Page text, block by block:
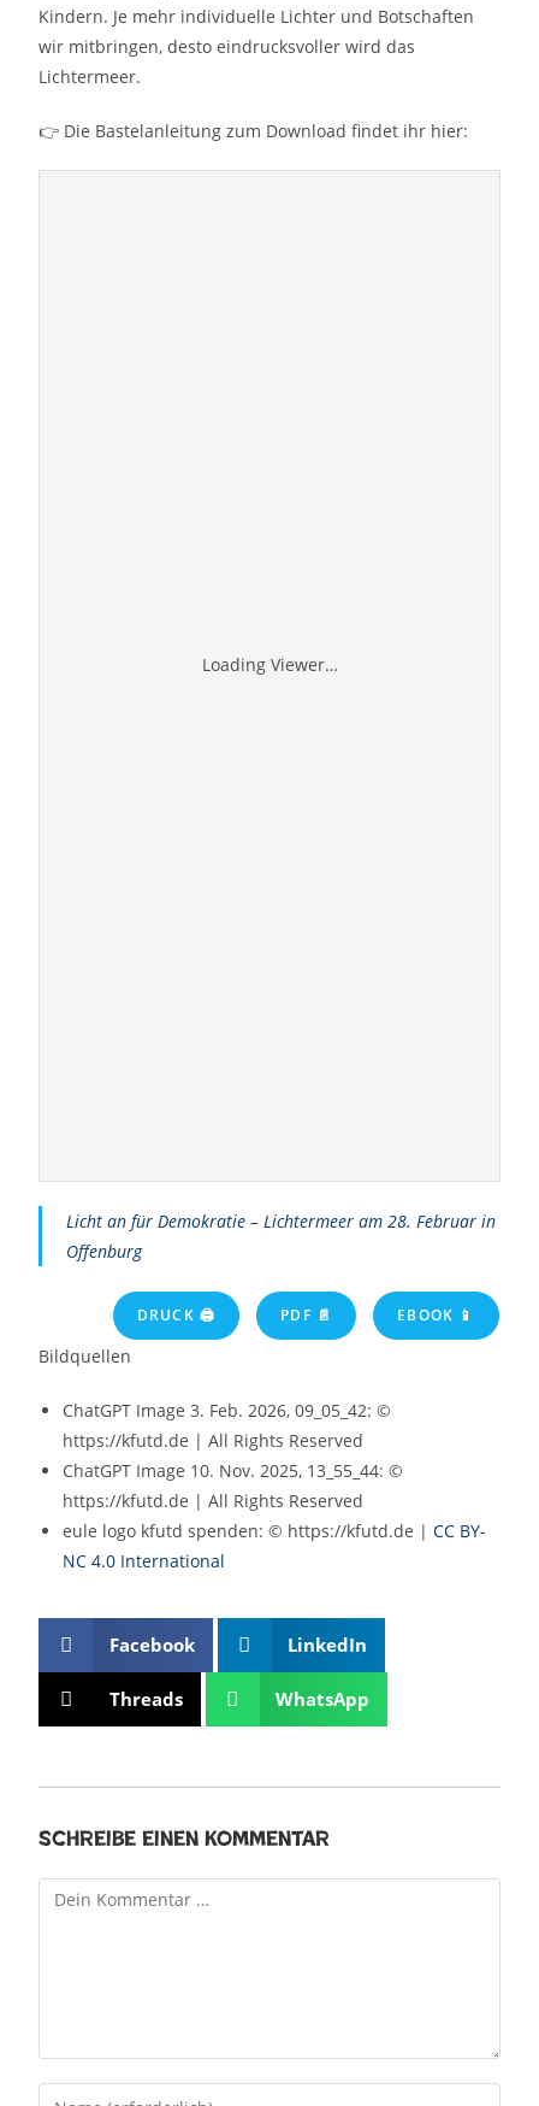
Kindern. Je mehr individuelle Lichter und Botschaften
wir mitbringen, desto eindrucksvoller wird das
Lichtermeer.
👉 Die Bastelanleitung zum Download findet ihr hier:
Loading Viewer…
Licht an für Demokratie – Lichtermeer am 28. Februar in
Offenburg
DRUCK 🖨 PDF 📄 EBOOK 📱
Bildquellen
ChatGPT Image 3. Feb. 2026, 09_05_42: ©
https://kfutd.de | All Rights Reserved
ChatGPT Image 10. Nov. 2025, 13_55_44: ©
https://kfutd.de | All Rights Reserved
eule logo kfutd spenden: © https://kfutd.de |CC BY-
NC 4.0 International
Facebook LinkedIn
Threads WhatsApp
Schreibe einen Kommentar